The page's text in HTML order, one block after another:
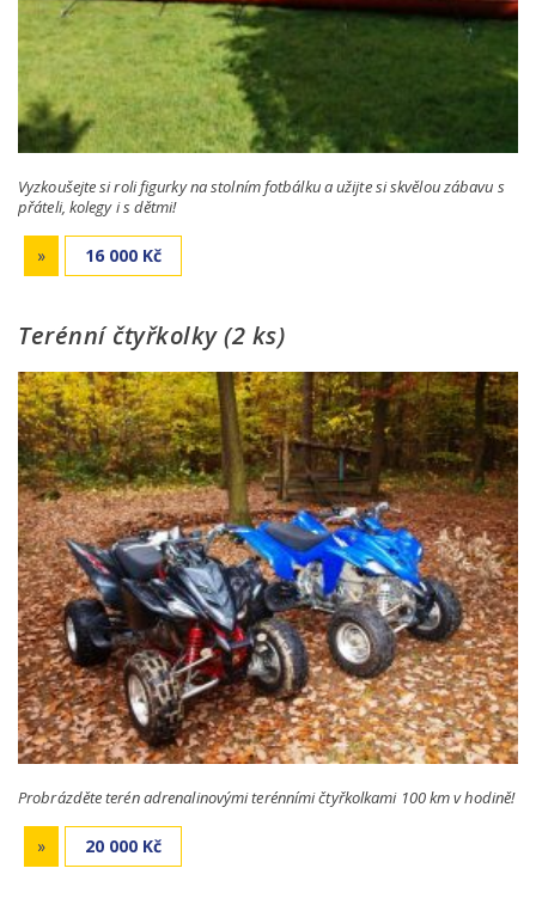
Vyzkoušejte si roli figurky na stolním fotbálku a užijte si skvělou zábavu s
přáteli, kolegy i s dětmi!
» 16 000 Kč
Terénní čtyřkolky (2 ks)
Probrázděte terén adrenalinovými terénními čtyřkolkami 100 km v hodině!
» 20 000 Kč